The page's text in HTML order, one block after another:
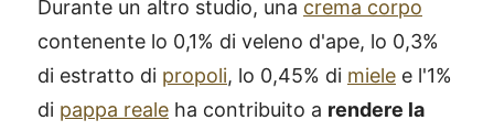
Durante un altro studio, una crema corpo
contenente lo 0,1% di veleno d'ape, lo 0,3%
di estratto di propoli, lo 0,45% di miele e l'1%
di pappa reale ha contribuito a rendere la